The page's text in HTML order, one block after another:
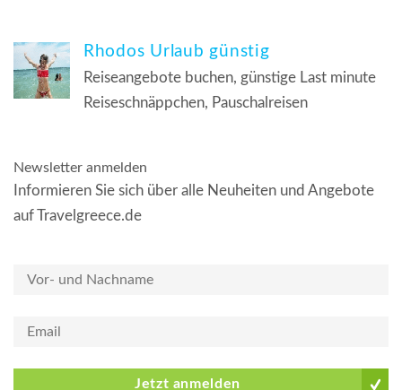
Rhodos Urlaub günstig
Reiseangebote buchen, günstige Last minute
Reiseschnäppchen, Pauschalreisen
Newsletter anmelden
Informieren Sie sich über alle Neuheiten und Angebote
auf Travelgreece.de
Jetzt anmelden